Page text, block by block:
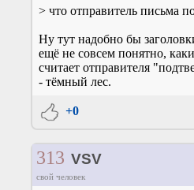
> что отправитель письма
Ну тут надобно бы
ещё не совсем понятно,
считает отправителя
- тёмный лес.
+0
313 VSV
свой человек